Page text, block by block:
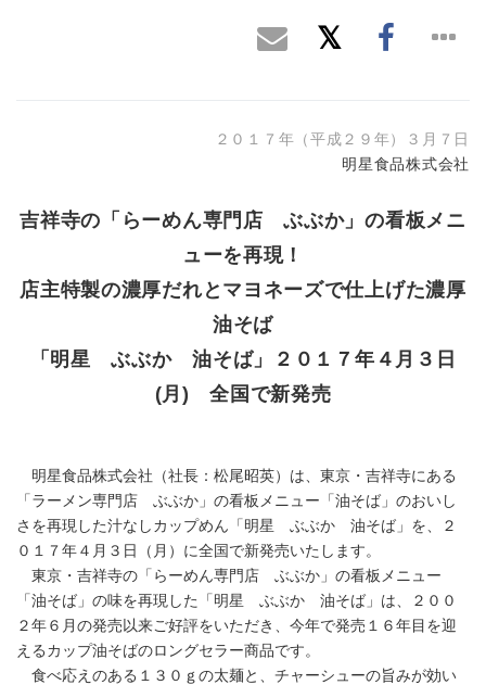
２０１７年（平成２９年）３月７日
明星食品株式会社
吉祥寺の「らーめん専門店 ぶぶか」の看板メニ
ューを再現！
店主特製の濃厚だれとマヨネーズで仕上げた濃厚
油そば
「明星 ぶぶか 油そば」２０１７年４月３日
(月) 全国で新発売
明星食品株式会社（社長：松尾昭英）は、東京・吉祥寺にある
「ラーメン専門店 ぶぶか」の看板メニュー「油そば」のおいし
さを再現した汁なしカップめん「明星 ぶぶか 油そば」を、２
０１７年４月３日（月）に全国で新発売いたします。
東京・吉祥寺の「らーめん専門店 ぶぶか」の看板メニュー
「油そば」の味を再現した「明星 ぶぶか 油そば」は、２００
２年６月の発売以来ご好評をいただき、今年で発売１６年目を迎
えるカップ油そばのロングセラー商品です。
食べ応えのある１３０ｇの太麺と、チャーシューの旨みが効い